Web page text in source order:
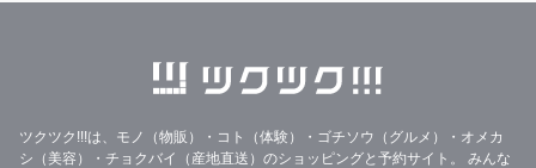
ツクツク!!!は、モノ（物販）・コト（体験）・ゴチソウ（グルメ）・オメカ
シ（美容）・チョクバイ（産地直送）のショッピングと予約サイト。
みんな